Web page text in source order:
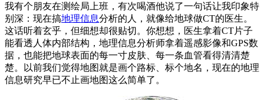
我有个朋友在测绘局上班，有次喝酒他说了一句话让我印象特
别深：现在搞地理信息分析的人，就像给地球做CT的医生。
这话听着玄乎，但细想却很贴切。你想想，医生拿着CT片子
能看透人体内部结构，地理信息分析师拿着遥感影像和GPS数
据，也能把地球表面的每一寸皮肤、每一条血管看得清清楚
楚。以前我们觉得地图就是画个路标、标个地名，现在的地理
信息研究早已不止画地图这么简单了。